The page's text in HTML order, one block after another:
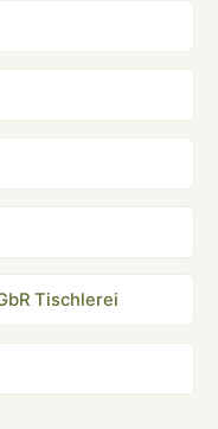
Tischlerei